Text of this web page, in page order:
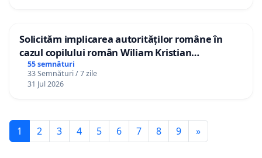
Solicităm implicarea autorităților române în
cazul copilului român Wiliam Kristian
Gheorghe, aflat în plasament în Danemarca de
12 ani
55 semnături
33 Semnături / 7 zile
31 Jul 2026
1 2 3 4 5 6 7 8 9 »